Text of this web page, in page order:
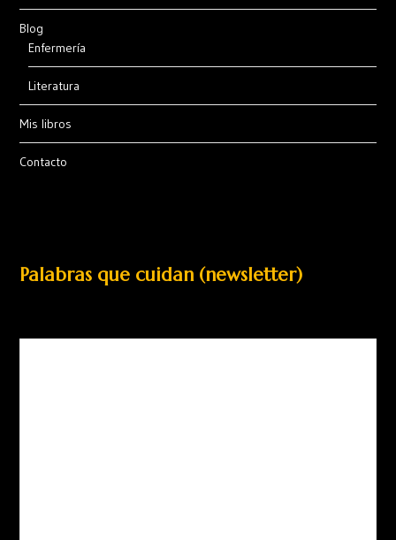
Blog
Enfermería
Literatura
Mis libros
Contacto
Palabras que cuidan (newsletter)